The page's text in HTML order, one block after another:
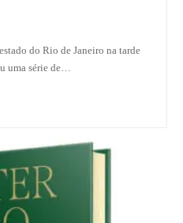
do Rio de Janeiro na tarde
uma série de…